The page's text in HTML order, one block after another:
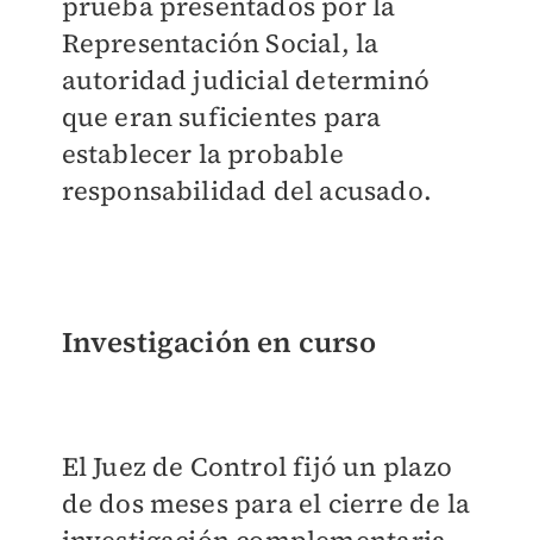
Representación Social, la
autoridad judicial determinó
que eran suficientes para
establecer la probable
responsabilidad del acusado.
Investigación en curso
El Juez de Control fijó un plazo
de dos meses para el cierre de la